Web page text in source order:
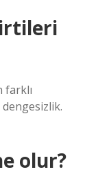
farklı
olur?